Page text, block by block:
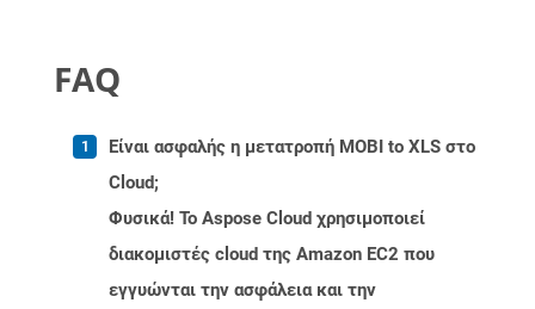
FAQ
Είναι ασφαλής η μετατροπή MOBI to XLS στο
Cloud;
Φυσικά! Το Aspose Cloud χρησιμοποιεί
διακομιστές cloud της Amazon EC2 που
εγγυώνται την ασφάλεια και την